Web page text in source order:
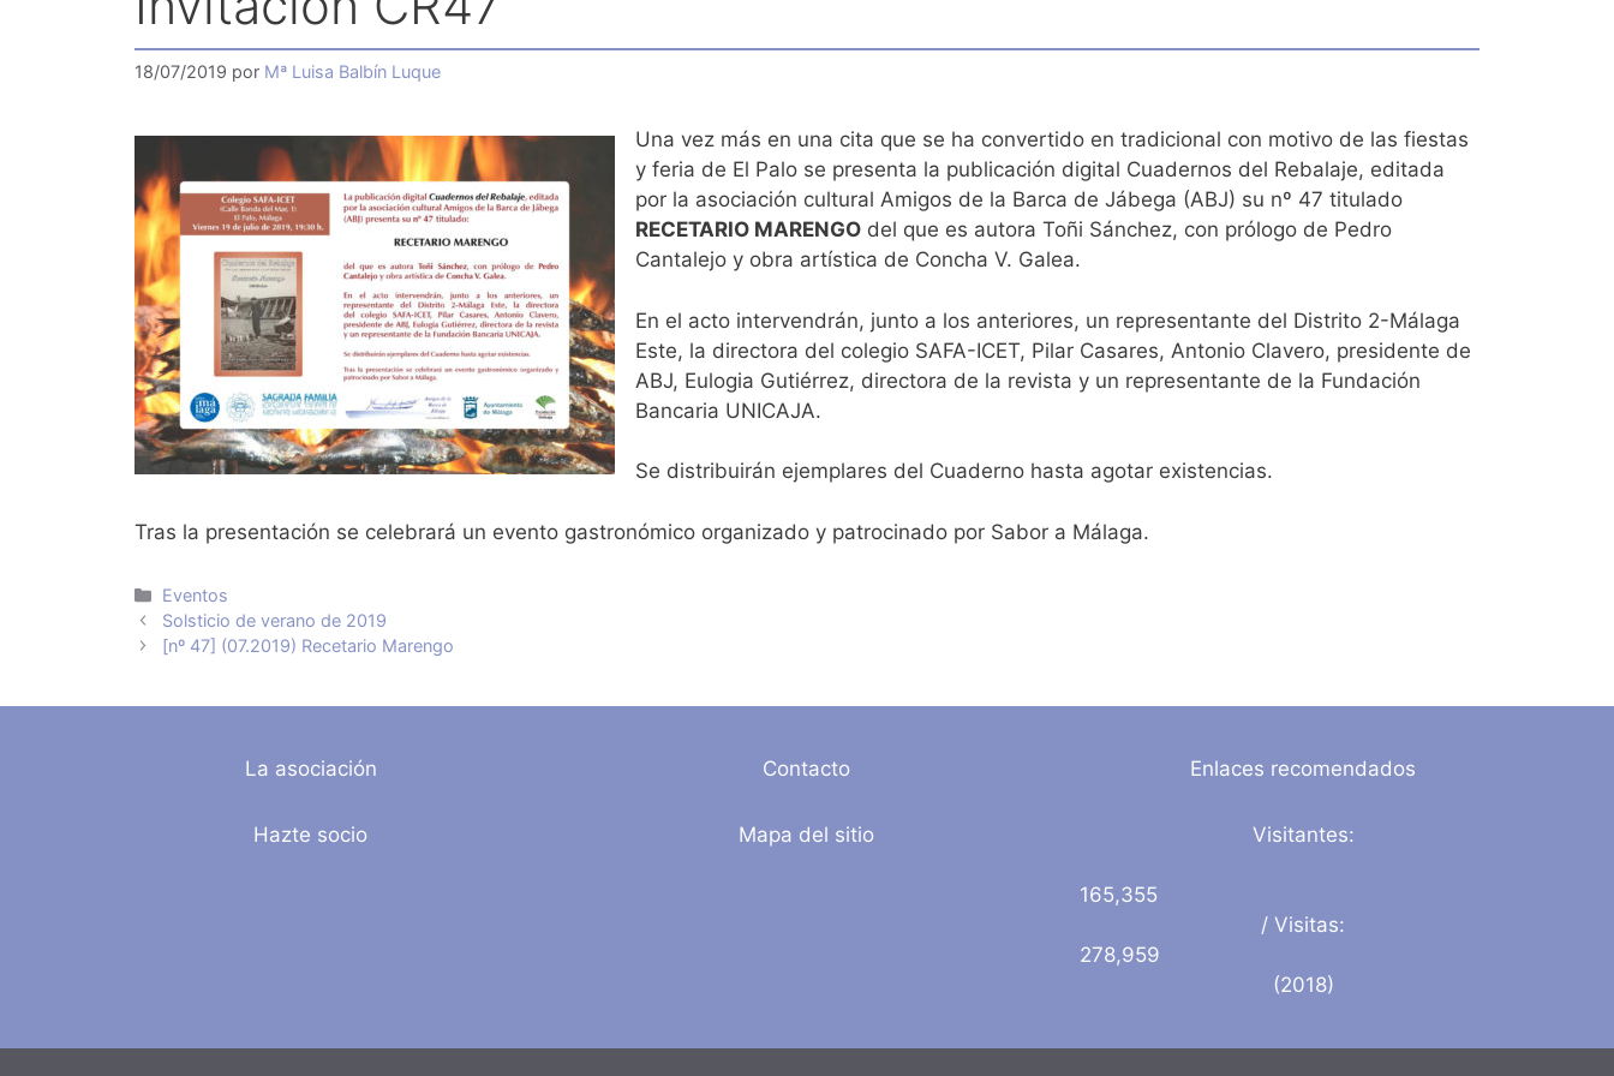
18/07/2019 por Mª Luisa Balbín Luque
Una vez más en una cita que se ha convertido en tradicional con motivo de las fiestas
y feria de El Palo se presenta la publicación digital Cuadernos del Rebalaje, editada
por la asociación cultural Amigos de la Barca de Jábega (ABJ) su nº 47 titulado
RECETARIO MARENGO del que es autora Toñi Sánchez, con prólogo de Pedro
Cantalejo y obra artística de Concha V. Galea.
En el acto intervendrán, junto a los anteriores, un representante del Distrito 2-Málaga
Este, la directora del colegio SAFA-ICET, Pilar Casares, Antonio Clavero, presidente de
ABJ, Eulogia Gutiérrez, directora de la revista y un representante de la Fundación
Bancaria UNICAJA.
Se distribuirán ejemplares del Cuaderno hasta agotar existencias.
Tras la presentación se celebrará un evento gastronómico organizado y patrocinado por Sabor a Málaga.
Categorías
Eventos
Solsticio de verano de 2019
[nº 47] (07.2019) Recetario Marengo
La asociación
Hazte socio
Contacto
Mapa del sitio
Enlaces recomendados
Visitantes:
165,355
/ Visitas:
278,959
(2018)